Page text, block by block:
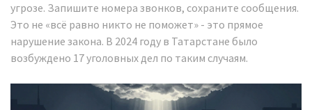
угрозе. Запишите номера звонков, сохраните сообщения.
Это не «всё равно никто не поможет» - это прямое
нарушение закона. В 2024 году в Татарстане было
возбуждено 17 уголовных дел по таким случаям.